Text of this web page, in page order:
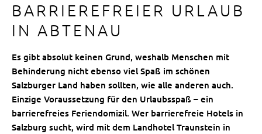
BARRIEREFREIER URLAUB
IN ABTENAU
Es gibt absolut keinen Grund, weshalb Menschen mit
Behinderung nicht ebenso viel Spaß im schönen
Salzburger Land haben sollten, wie alle anderen auch.
Einzige Voraussetzung für den Urlaubsspaß – ein
barrierefreies Feriendomizil. Wer barrierefreie Hotels in
Salzburg sucht, wird mit dem Landhotel Traunstein in